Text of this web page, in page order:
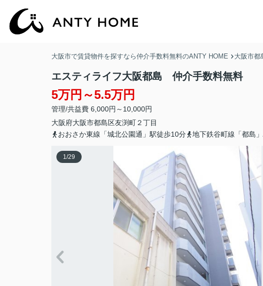
大阪市で賃貸物件を探すなら仲介手数料無料のANTY HOME 大阪市都
エスティライフ大阪都島 仲介手数料無料
5万円～5.5万円
管理/共益費 6,000円～10,000円
大阪府大阪市都島区友渕町２丁目
おおさか東線「城北公園通」駅徒歩10分
地下鉄谷町線「都島
1/29